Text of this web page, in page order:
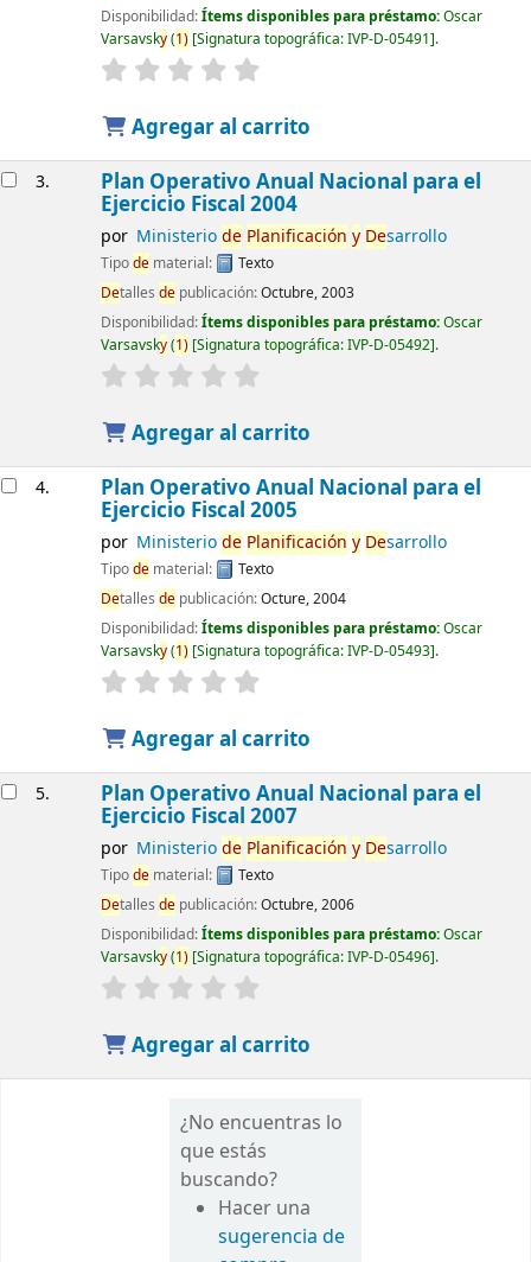
Disponibilidad:Ítems disponibles para préstamo:Oscar
Varsavsky(1) Signatura topográfica:IVP-D-05491 .
Agregar al carrito
3. Plan Operativo Anual Nacional para el
Ejercicio Fiscal 2004
por Ministeriode Planificación y Desarrollo
Tipodematerial:
Texto
Detalles depublicación:Octubre, 2003
Disponibilidad:Ítems disponibles para préstamo:Oscar
Varsavsky(1) Signatura topográfica:IVP-D-05492 .
Agregar al carrito
4. Plan Operativo Anual Nacional para el
Ejercicio Fiscal 2005
por Ministeriode Planificación y Desarrollo
Tipodematerial:
Texto
Detalles depublicación:Octure, 2004
Disponibilidad:Ítems disponibles para préstamo:Oscar
Varsavsky(1) Signatura topográfica:IVP-D-05493 .
Agregar al carrito
5. Plan Operativo Anual Nacional para el
Ejercicio Fiscal 2007
por Ministeriode Planificación y Desarrollo
Tipodematerial:
Texto
Detalles depublicación:Octubre, 2006
Disponibilidad:Ítems disponibles para préstamo:Oscar
Varsavsky(1) Signatura topográfica:IVP-D-05496 .
Agregar al carrito
¿No encuentras lo
que estás
buscando?
Hacer una
sugerencia de